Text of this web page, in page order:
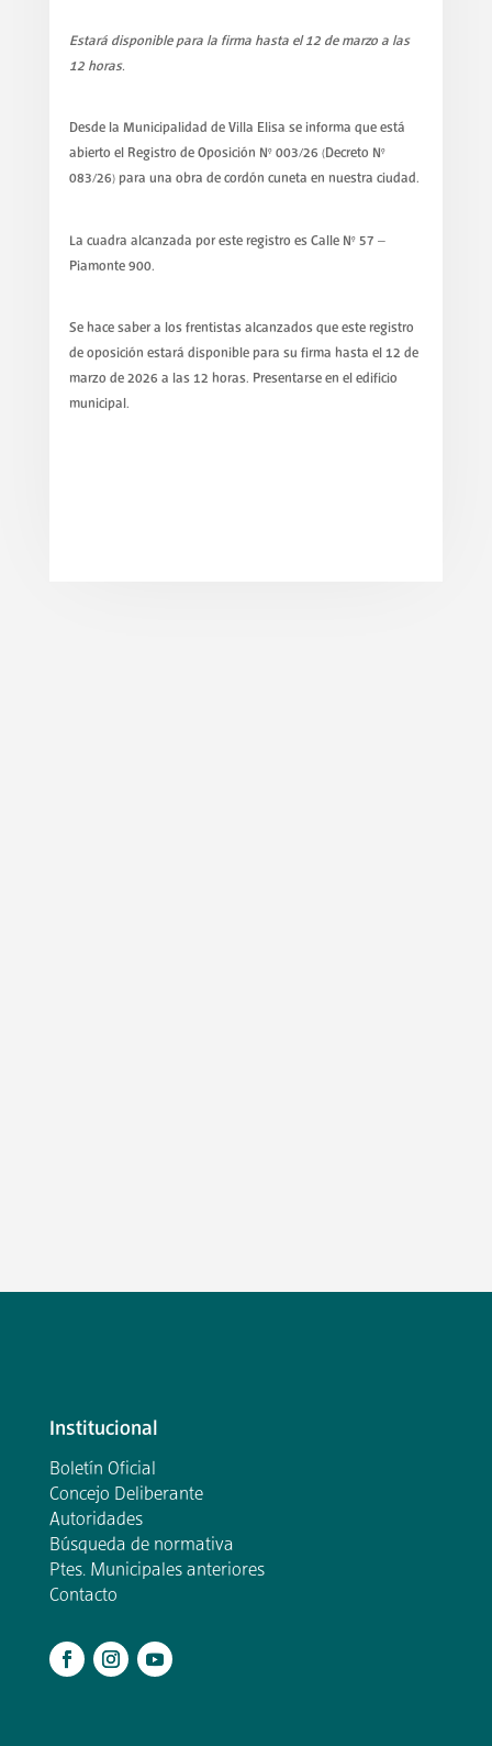
Estará disponible para la firma hasta el 12 de marzo a las
12 horas.
Desde la Municipalidad de Villa Elisa se informa que está
abierto el Registro de Oposición N° 003/26 (Decreto N°
083/26) para una obra de cordón cuneta en nuestra ciudad.
La cuadra alcanzada por este registro es Calle N° 57 –
Piamonte 900.
Se hace saber a los frentistas alcanzados que este registro
de oposición estará disponible para su firma hasta el 12 de
marzo de 2026 a las 12 horas. Presentarse en el edificio
municipal.
Institucional
Boletín Oficial
Concejo Deliberante
Autoridades
Búsqueda de normativa
Ptes. Municipales anteriores
Contacto